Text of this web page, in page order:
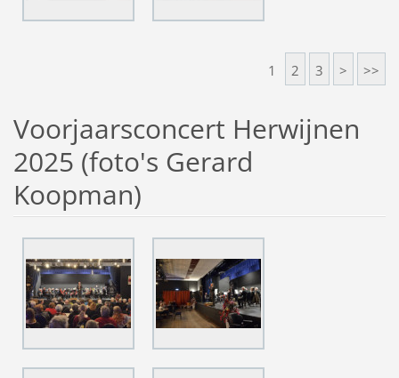
1 2 3 > >>
Voorjaarsconcert Herwijnen
2025 (foto's Gerard
Koopman)